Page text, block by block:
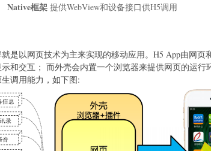
Native框架 提供WebView和设备接口供H5调用
是以网页技术为主来实现的移动应用。H5 App由网页
和交互； 而外壳会内置一个浏览器来提供网页的运
调用能力，如下图: